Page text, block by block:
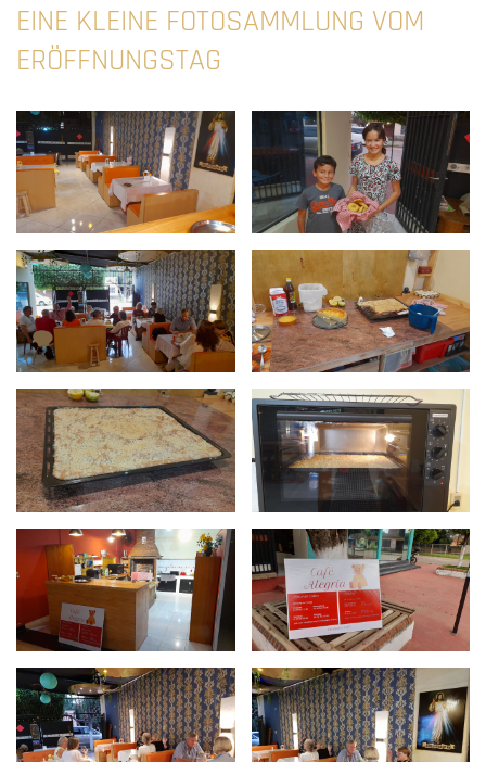
EINE KLEINE FOTOSAMMLUNG VOM
ERÖFFNUNGSTAG